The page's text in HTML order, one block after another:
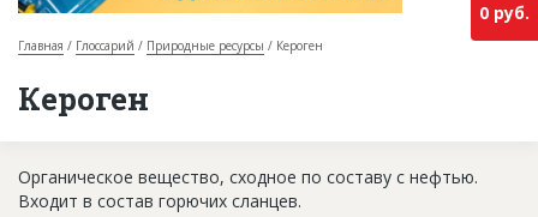
О проекте
База строящихся объектов
Главная Глоссарий Природные ресурсы Кероген
Кероген
0 руб.
Органическое вещество, сходное по составу с нефтью.
Входит в состав горючих сланцев.